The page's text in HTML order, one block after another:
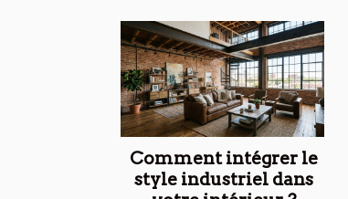
Comment intégrer le
style industriel dans